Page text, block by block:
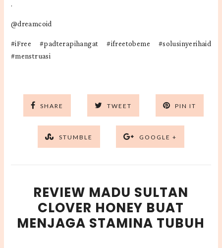
.
@dreamcoid
#iFree #padterapihangat #ifreetobeme #solusinyerihaid
#menstruasi
SHARE TWEET PIN IT
STUMBLE GOOGLE +
REVIEW MADU SULTAN
CLOVER HONEY BUAT
MENJAGA STAMINA TUBUH